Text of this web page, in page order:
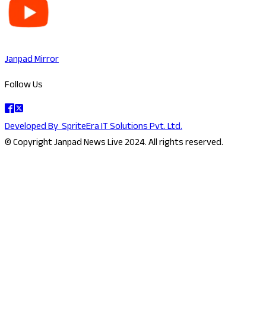
Janpad Mirror
Follow Us
Developed BySpriteEra IT Solutions Pvt. Ltd.
© Copyright Janpad News Live 2024. All rights reserved.